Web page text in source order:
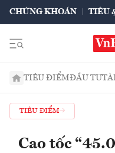
CHỨNG KHOÁN TIÊU
TIÊU ĐIỂMĐẦU TƯ
TIÊU ĐIỂM
Cao tốc